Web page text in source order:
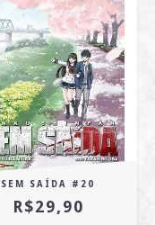
SEM SAÍDA #20
R$29,90